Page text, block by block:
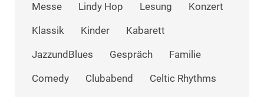
Messe Lindy Hop Lesung Konzert
Klassik Kinder Kabarett
JazzundBlues Gespräch Familie
Comedy Clubabend Celtic Rhythms